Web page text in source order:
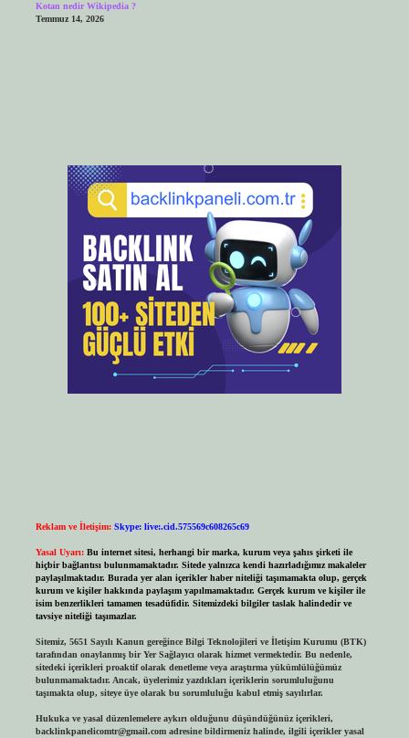
Kotan nedir Wikipedia ?
Temmuz 14, 2026
Reklam ve İletişim: Skype: live:.cid.575569c608265c69
Yasal Uyarı: Bu internet sitesi, herhangi bir marka, kurum veya şahıs şirketi ile
hiçbir bağlantısı bulunmamaktadır. Sitede yalnızca kendi hazırladığımız makaleler
paylaşılmaktadır. Burada yer alan içerikler haber niteliği taşımamakta olup, gerçek
kurum ve kişiler hakkında paylaşım yapılmamaktadır. Gerçek kurum ve kişiler ile
isim benzerlikleri tamamen tesadüfidir. Sitemizdeki bilgiler taslak halindedir ve
tavsiye niteliği taşımazlar.
Sitemiz, 5651 Sayılı Kanun gereğince Bilgi Teknolojileri ve İletişim Kurumu (BTK)
tarafından onaylanmış bir Yer Sağlayıcı olarak hizmet vermektedir. Bu nedenle,
sitedeki içerikleri proaktif olarak denetleme veya araştırma yükümlülüğümüz
bulunmamaktadır. Ancak, üyelerimiz yazdıkları içeriklerin sorumluluğunu
taşımakta olup, siteye üye olarak bu sorumluluğu kabul etmiş sayılırlar.
Hukuka ve yasal düzenlemelere aykırı olduğunu düşündüğünüz içerikleri,
backlinkpanelicomtr@gmail.comadresine bildirmeniz halinde, ilgili içerikler yasal